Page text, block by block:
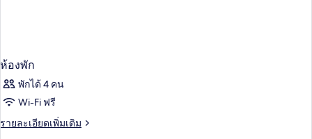
ห้องพัก
พักได้ 4 คน
Wi-Fi ฟรี
รายละเอียดเพิ่มเติม
ราย